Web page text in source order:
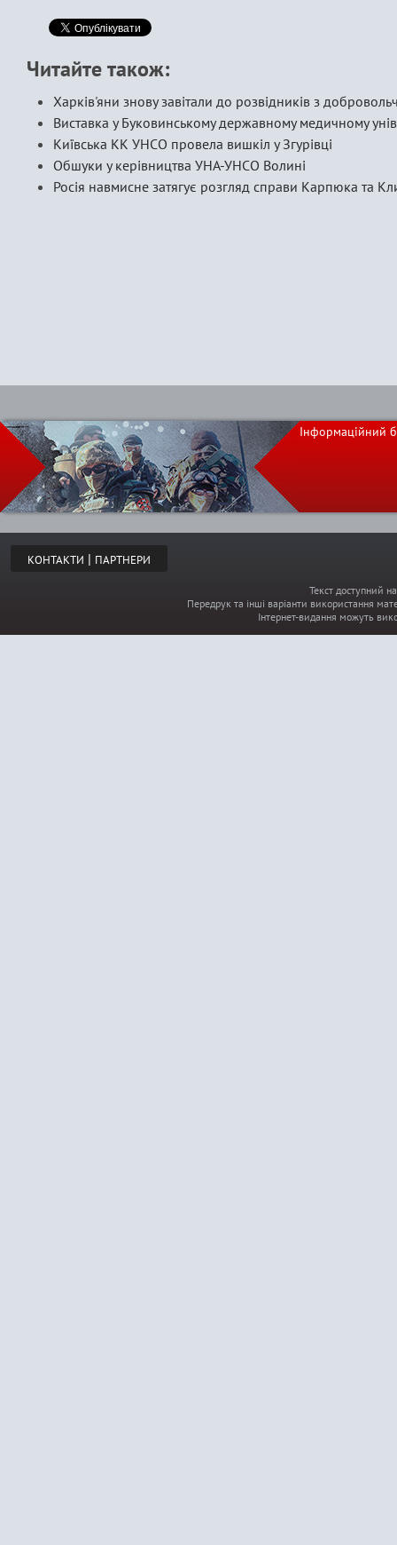
Читайте також:
Харків'яни знову завітали до розвiдникiв з
Виставка у Буковинському державному медичному
Київська КК УНСО провела вишкіл у Згурівці
Обшуки у керівництва УНА-УНСО Волині
Росія навмисне затягує розгляд справи Карпюка та
Інформаційний
КОНТАКТИ | ПАРТНЕРИ
Текст доступний
Передрук та інші варіанти використання
Інтернет-видання можуть